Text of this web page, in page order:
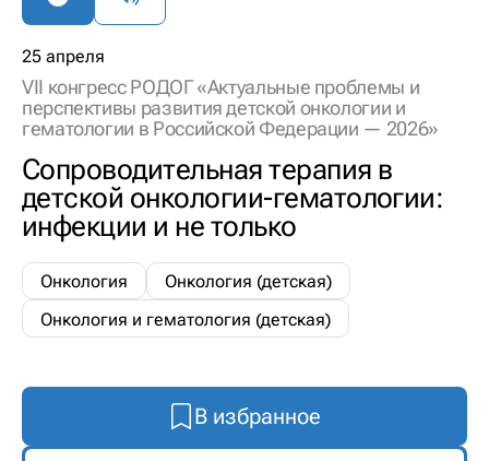
25 апреля
VII конгресс РОДОГ «Актуальные проблемы и
перспективы развития детской онкологии и
гематологии в Российской Федерации — 2026»
Сопроводительная терапия в
детской онкологии-гематологии:
инфекции и не только
Онкология
Онкология (детская)
Онкология и гематология (детская)
В избранное